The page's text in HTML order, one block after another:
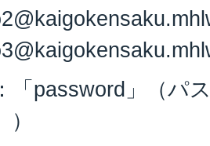
：「password」（パ